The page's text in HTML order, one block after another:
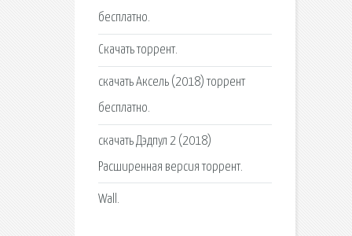
бесплатно.
Скачать торрент.
скачать Аксель (2018) торрент
бесплатно.
скачать Дэдпул 2 (2018)
Расширенная версия торрент.
Wall.